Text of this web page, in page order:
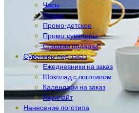
Часы
Отдых
Промо-детское
Промо-сувениры
Сладкие подарки
Сувениры под заказ
Ежедневники на заказ
Шоколад с логотипом
Календари на заказ
Акрилайт
Нанесение логотипа